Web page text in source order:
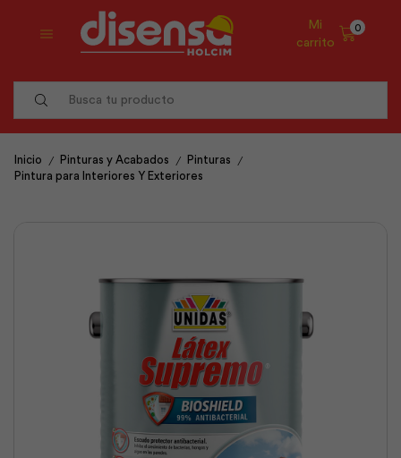
Mi
carrito
0
Inicio / Pinturas y Acabados / Pinturas /
Pintura para Interiores Y Exteriores